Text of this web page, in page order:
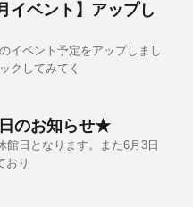
イベント】アップし
イベント予定をアップしまし
クしてみてく
のお知らせ★
館日となります。また6月3日
おり